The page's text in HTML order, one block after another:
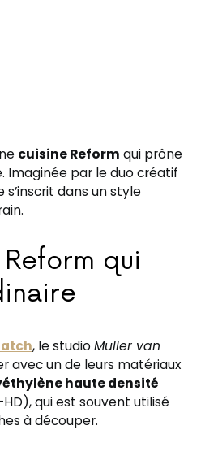
cuisine Reform qui prône
Imaginée par le duo créatif
s’inscrit dans un style
qui
, le studio Muller van
avec un de leurs matériaux
haute densité
qui est souvent utilisé
à découper.